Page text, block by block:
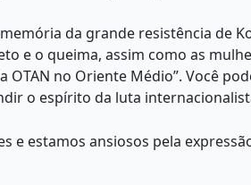
da grande resistência de
e o queima, assim como as
no Oriente Médio”. Você
o espírito da luta
e estamos ansiosos pela